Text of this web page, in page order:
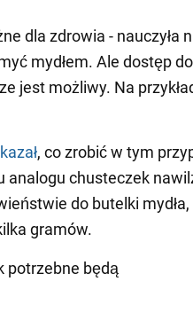
dla zdrowia - nauczyła
mydłem. Ale dostęp
jest możliwy. Na
, co zrobić w tym
analogu chusteczek
do butelki
gramów.
potrzebne będą